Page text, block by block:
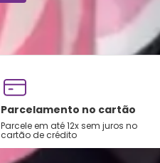
Parcelamento no cartão
Parcele em até 12x sem juros no
cartão de crédito